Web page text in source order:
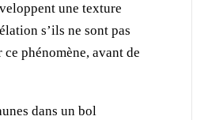
une texture
s’ils ne sont pas
phénomène, avant de
dans un bol